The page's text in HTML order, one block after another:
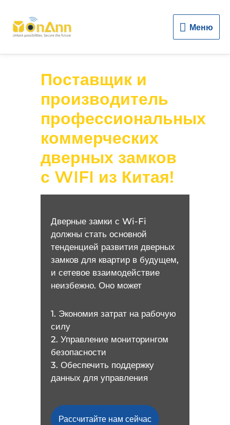
Меню
Меню
Поставщик и
производитель
профессиональных
коммерческих
дверных замков
с WIFI из Китая!
Дверные замки с Wi-Fi
должны стать основной
тенденцией развития дверных
замков для квартир в будущем,
и сетевое взаимодействие
неизбежно. Оно может
1. Экономия затрат на рабочую
силу
2. Управление мониторингом
безопасности
3. Обеспечить поддержку
данных для управления
Рассчитайте нам сейчас